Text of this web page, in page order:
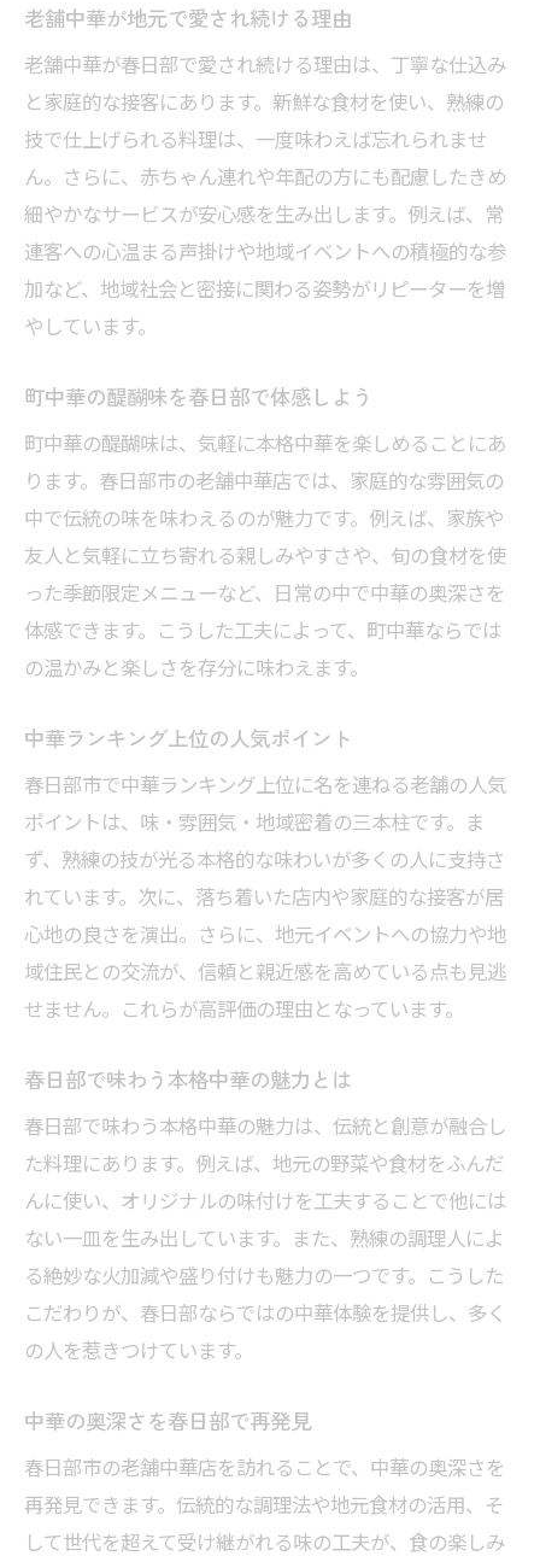
手間ひまかけた春日部中華の特徴
素材選びへのこだわりと中華の味
春日部中華に息づく伝統の技法
中華ランチを春日部で満喫する方法
春日部中華ランチのおすすめポイント
ボリューム満点な中華ランチを堪能
春日部で人気の中華ランチスタイル
コスパ抜群の中華ランチ選びのコツ
家族連れにも人気な中華個室の楽しみ
春日部中華の個室で家族団らんを満喫
個室中華のくつろぎ空間の魅力とは
家族連れに嬉しい中華個室の選び方
春日部で中華個室が支持される理由
プライベート感を楽しむ中華のコツ
春日部の中華で味わう食べ放題の贅沢
春日部中華食べ放題で満腹体験を
人気中華の食べ放題ならではの魅力
春日部でおすすめの中華食べ放題
中華食べ放題の楽しみ方と注意点
家族で楽しめる春日部中華食べ放題
中華の多彩な料理を食べ放題で堪能
春日部中華料理の懐かしさと安心感
昔ながらの中華が支持される秘密
長く愛される中華店の共通点とは
春日部で味わう伝統的中華の魅力
中華の味と店主の温もりに触れる瞬間
地元で根強い人気を誇る中華の理由
高級感漂う春日部中華の新しい楽しみ方
特別な日に選びたい春日部の中華
高級中華で味わう至福のひととき
春日部中華の新たな楽しみ方提案
老舗中華が地元で愛され続ける理由
老舗中華が春日部で愛され続ける理由は、丁寧な仕込み
と家庭的な接客にあります。新鮮な食材を使い、熟練の
技で仕上げられる料理は、一度味わえば忘れられませ
ん。さらに、赤ちゃん連れや年配の方にも配慮したきめ
細やかなサービスが安心感を生み出します。例えば、常
連客への心温まる声掛けや地域イベントへの積極的な参
加など、地域社会と密接に関わる姿勢がリピーターを増
やしています。
町中華の醍醐味を春日部で体感しよう
町中華の醍醐味は、気軽に本格中華を楽しめることにあ
ります。春日部市の老舗中華店では、家庭的な雰囲気の
中で伝統の味を味わえるのが魅力です。例えば、家族や
友人と気軽に立ち寄れる親しみやすさや、旬の食材を使
った季節限定メニューなど、日常の中で中華の奥深さを
体感できます。こうした工夫によって、町中華ならでは
の温かみと楽しさを存分に味わえます。
中華ランキング上位の人気ポイント
春日部市で中華ランキング上位に名を連ねる老舗の人気
ポイントは、味・雰囲気・地域密着の三本柱です。ま
ず、熟練の技が光る本格的な味わいが多くの人に支持さ
れています。次に、落ち着いた店内や家庭的な接客が居
心地の良さを演出。さらに、地元イベントへの協力や地
域住民との交流が、信頼と親近感を高めている点も見逃
せません。これらが高評価の理由となっています。
春日部で味わう本格中華の魅力とは
春日部で味わう本格中華の魅力は、伝統と創意が融合し
た料理にあります。例えば、地元の野菜や食材をふんだ
んに使い、オリジナルの味付けを工夫することで他には
ない一皿を生み出しています。また、熟練の調理人によ
る絶妙な火加減や盛り付けも魅力の一つです。こうした
こだわりが、春日部ならではの中華体験を提供し、多く
の人を惹きつけています。
中華の奥深さを春日部で再発見
春日部市の老舗中華店を訪れることで、中華の奥深さを
再発見できます。伝統的な調理法や地元食材の活用、そ
して世代を超えて受け継がれる味の工夫が、食の楽しみ